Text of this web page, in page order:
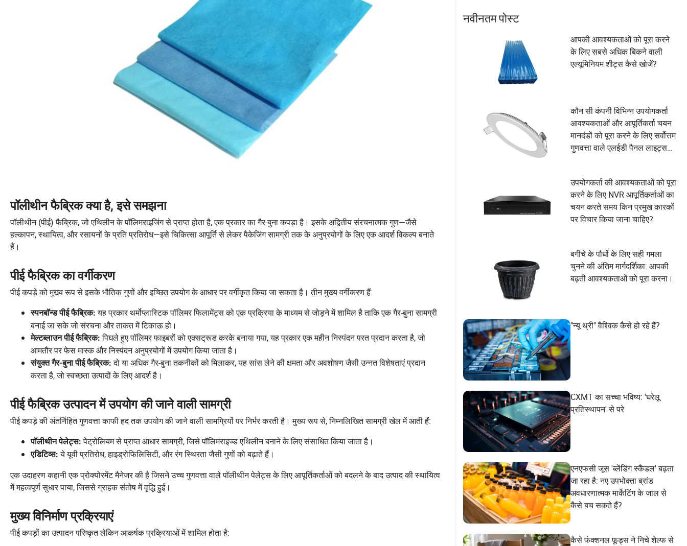
पॉलीथीन फैब्रिक क्या है, इसे समझना
पॉलीथीन (पीई) फैब्रिक, जो एथिलीन के पॉलिमराइजिंग से प्राप्त होता है, एक प्रकार का गैर-बुना कपड़ा है। इसके अद्वितीय संरचनात्मक गुण—जैसे
हल्कापन, स्थायित्व, और रसायनों के प्रति प्रतिरोध—इसे चिकित्सा आपूर्ति से लेकर पैकेजिंग सामग्री तक के अनुप्रयोगों के लिए एक आदर्श विकल्प बनाते
हैं।
पीई फैब्रिक का वर्गीकरण
पीई कपड़े को मुख्य रूप से इसके भौतिक गुणों और इच्छित उपयोग के आधार पर वर्गीकृत किया जा सकता है। तीन मुख्य वर्गीकरण हैं:
स्पनबॉन्ड पीई फैब्रिक: यह प्रकार थर्मोप्लास्टिक पॉलिमर फिलामेंट्स को एक प्रक्रिया के माध्यम से जोड़ने में शामिल है ताकि एक गैर-बुना सामग्री
बनाई जा सके जो संरचना और ताकत में टिकाऊ हो।
मेल्टब्लाउन पीई फैब्रिक: पिघले हुए पॉलिमर फाइबरों को एक्सट्रूड करके बनाया गया, यह प्रकार एक महीन निस्पंदन परत प्रदान करता है, जो
आमतौर पर फेस मास्क और निस्पंदन अनुप्रयोगों में उपयोग किया जाता है।
संयुक्त गैर-बुना पीई फैब्रिक: दो या अधिक गैर-बुना तकनीकों को मिलाकर, यह सांस लेने की क्षमता और अवशोषण जैसी उन्नत विशेषताएं प्रदान
करता है, जो स्वच्छता उत्पादों के लिए आदर्श है।
पीई फैब्रिक उत्पादन में उपयोग की जाने वाली सामग्री
पीई कपड़े की अंतर्निहित गुणवत्ता काफी हद तक उपयोग की जाने वाली सामग्रियों पर निर्भर करती है। मुख्य रूप से, निम्नलिखित सामग्री खेल में आती हैं:
पॉलीथीन पेलेट्स: पेट्रोलियम से प्राप्त आधार सामग्री, जिसे पॉलिमराइज्ड एथिलीन बनाने के लिए संसाधित किया जाता है।
एडिटिव्स: ये यूवी प्रतिरोध, हाइड्रोफिलिसिटी, और रंग स्थिरता जैसी गुणों को बढ़ाते हैं।
एक उदाहरण कहानी एक प्रोक्योरमेंट मैनेजर की है जिसने उच्च गुणवत्ता वाले पॉलीथीन पेलेट्स के लिए आपूर्तिकर्ताओं को बदलने के बाद उत्पाद की स्थायित्व
में महत्वपूर्ण सुधार पाया, जिससे ग्राहक संतोष में वृद्धि हुई।
मुख्य विनिर्माण प्रक्रियाएं
पीई कपड़ों का उत्पादन परिष्कृत लेकिन आकर्षक प्रक्रियाओं में शामिल होता है:
नवीनतम पोस्ट
आपकी आवश्यकताओं को पूरा करने
के लिए सबसे अधिक बिकने वाली
एल्यूमिनियम शीट्स कैसे खोजें?
कौन सी कंपनी विभिन्न उपयोगकर्ता
आवश्यकताओं और आपूर्तिकर्ता चयन
मानदंडों को पूरा करने के लिए सर्वोत्तम
गुणवत्ता वाले एलईडी पैनल लाइट्स
उपयोगकर्ता की आवश्यकताओं को पूरा
करने के लिए NVR आपूर्तिकर्ताओं का
चयन करते समय किन प्रमुख कारकों
पर विचार किया जाना चाहिए?
बगीचे के पौधों के लिए सही गमला
चुनने की अंतिम मार्गदर्शिका: आपकी
बढ़ती आवश्यकताओं को पूरा करना।
"न्यू थ्री" वैश्विक कैसे हो रहे हैं?
CXMT का सच्चा भविष्य: 'घरेलू
प्रतिस्थापन' से परे
एनएफसी जूस 'ब्लेंडिंग स्कैंडल' बढ़ता
जा रहा है: नए उपभोक्ता ब्रांड
अवधारणात्मक मार्केटिंग के जाल से
कैसे बच सकते हैं?
कैसे फंक्शनल फूड्स ने निचे शेल्फ से